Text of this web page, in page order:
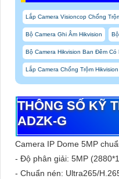
Lắp Camera Visioncop Chống
Bộ Camera Ghi Âm Hikvision
Bộ Camera Hikvision Ban Đêm Có
Lắp Camera Chống Trộm
THÔNG SỐ KỸ
ADZK-G
Camera IP Dome 5MP
- Độ phân giải: 5MP
- Chuẩn nén: Ultra265/